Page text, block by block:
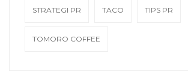
STRATEGI PR TACO TIPS PR
TOMORO COFFEE